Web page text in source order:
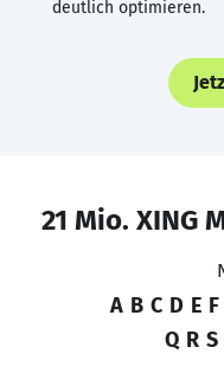
deutlich optimieren.
21 Mio. XING
A B C D E F
Q R S